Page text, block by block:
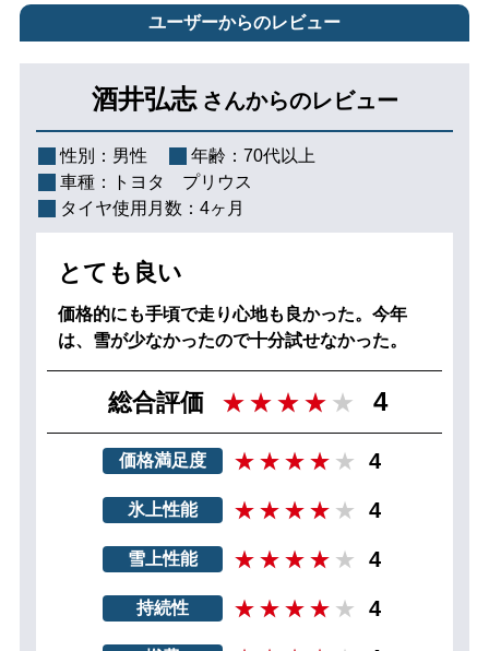
ユーザーからのレビュー
酒井弘志 さんからのレビュー
性別： 男性 年齢： 70代以上
車種：
トヨタ プリウス
タイヤ使用月数： 4ヶ月
とても良い
価格的にも手頃で走り心地も良かった。今年
は、雪が少なかったので十分試せなかった。
総合評価 4
価格満足度 4
氷上性能 4
雪上性能 4
持続性 4